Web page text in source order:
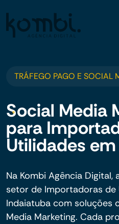
TRÁFEGO PAGO E SOCIAL
Social Media
para
Utilidades
Na Kombi Agência
setor de Importadoras de
Indaiatuba com soluções
Media Marketing. Cada